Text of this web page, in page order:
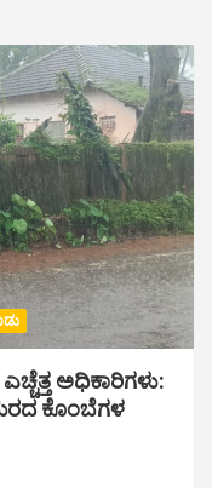
ಅಧಿಕಾರಿಗಳು:
ಕೊಂಬೆಗಳ